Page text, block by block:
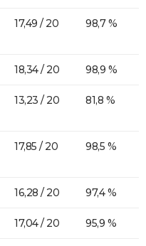
17,49 / 20 98,7 %
18,34 / 20 98,9 %
13,23 / 20 81,8 %
17,85 / 20 98,5 %
16,28 / 20 97,4 %
17,04 / 20 95,9 %